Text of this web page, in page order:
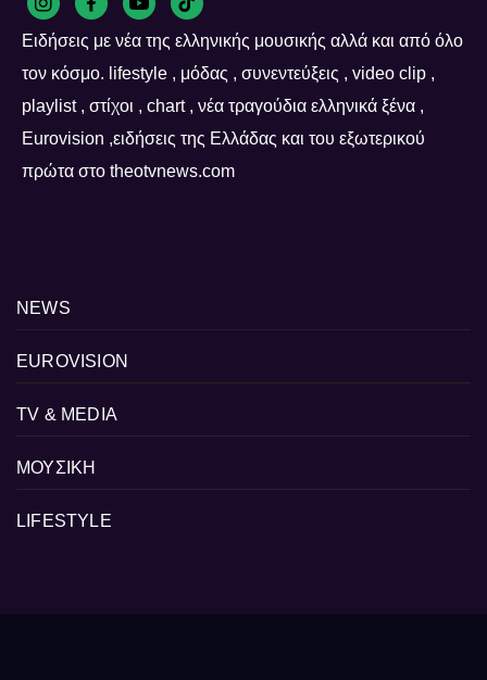
Ειδήσεις με νέα της ελληνικής μουσικής αλλά και από όλο
τον κόσμο. lifestyle , μόδας , συνεντεύξεις , video clip ,
playlist , στίχοι , chart , νέα τραγούδια ελληνικά ξένα ,
Eurovision ,ειδήσεις της Ελλάδας και του εξωτερικού
πρώτα στο theotvnews.com
NEWS
EUROVISION
TV & MEDIA
ΜΟΥΣΙΚΗ
LIFESTYLE